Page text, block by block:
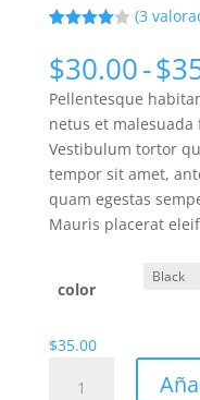
con
de 5 en
base a
valoracion
es de
clientes
(3
$30.00-$
Pellentesque
netus et malesuada
Vestibulum tortor
tempor sit amet,
quam egestas
Mauris placerat
color
$35.00